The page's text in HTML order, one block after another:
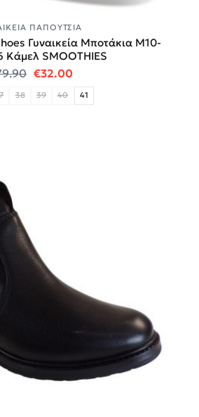
ΠΑΠΟΎΤΣΙΑ
Γυναικεία Mποτάκια M10-
Κάμελ SMOOTHIES
Original price was: €79.90.
€32.00Η τρέχουσα τιμή
38 39 40 41